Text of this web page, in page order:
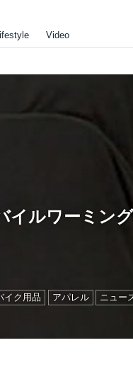
Lifestyle Video
イルワーミン
イク用品 アパレル
ニュー